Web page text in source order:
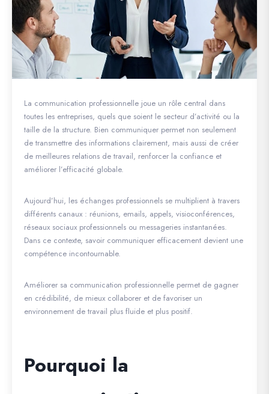
La communication professionnelle joue un rôle central dans
toutes les entreprises, quels que soient le secteur d’activité ou la
taille de la structure. Bien communiquer permet non seulement
de transmettre des informations clairement, mais aussi de créer
de meilleures relations de travail, renforcer la confiance et
améliorer l’efficacité globale.
Aujourd’hui, les échanges professionnels se multiplient à travers
différents canaux : réunions, emails, appels, visioconférences,
réseaux sociaux professionnels ou messageries instantanées.
Dans ce contexte, savoir communiquer efficacement devient une
compétence incontournable.
Améliorer sa communication professionnelle permet de gagner
en crédibilité, de mieux collaborer et de favoriser un
environnement de travail plus fluide et plus positif.
Pourquoi la